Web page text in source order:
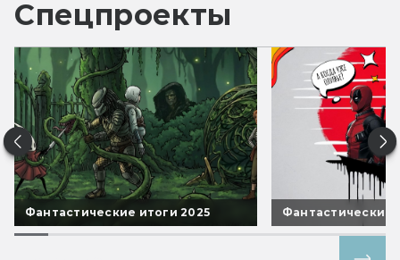
Спецпроекты
Фантастические итоги 2025 Фантастические